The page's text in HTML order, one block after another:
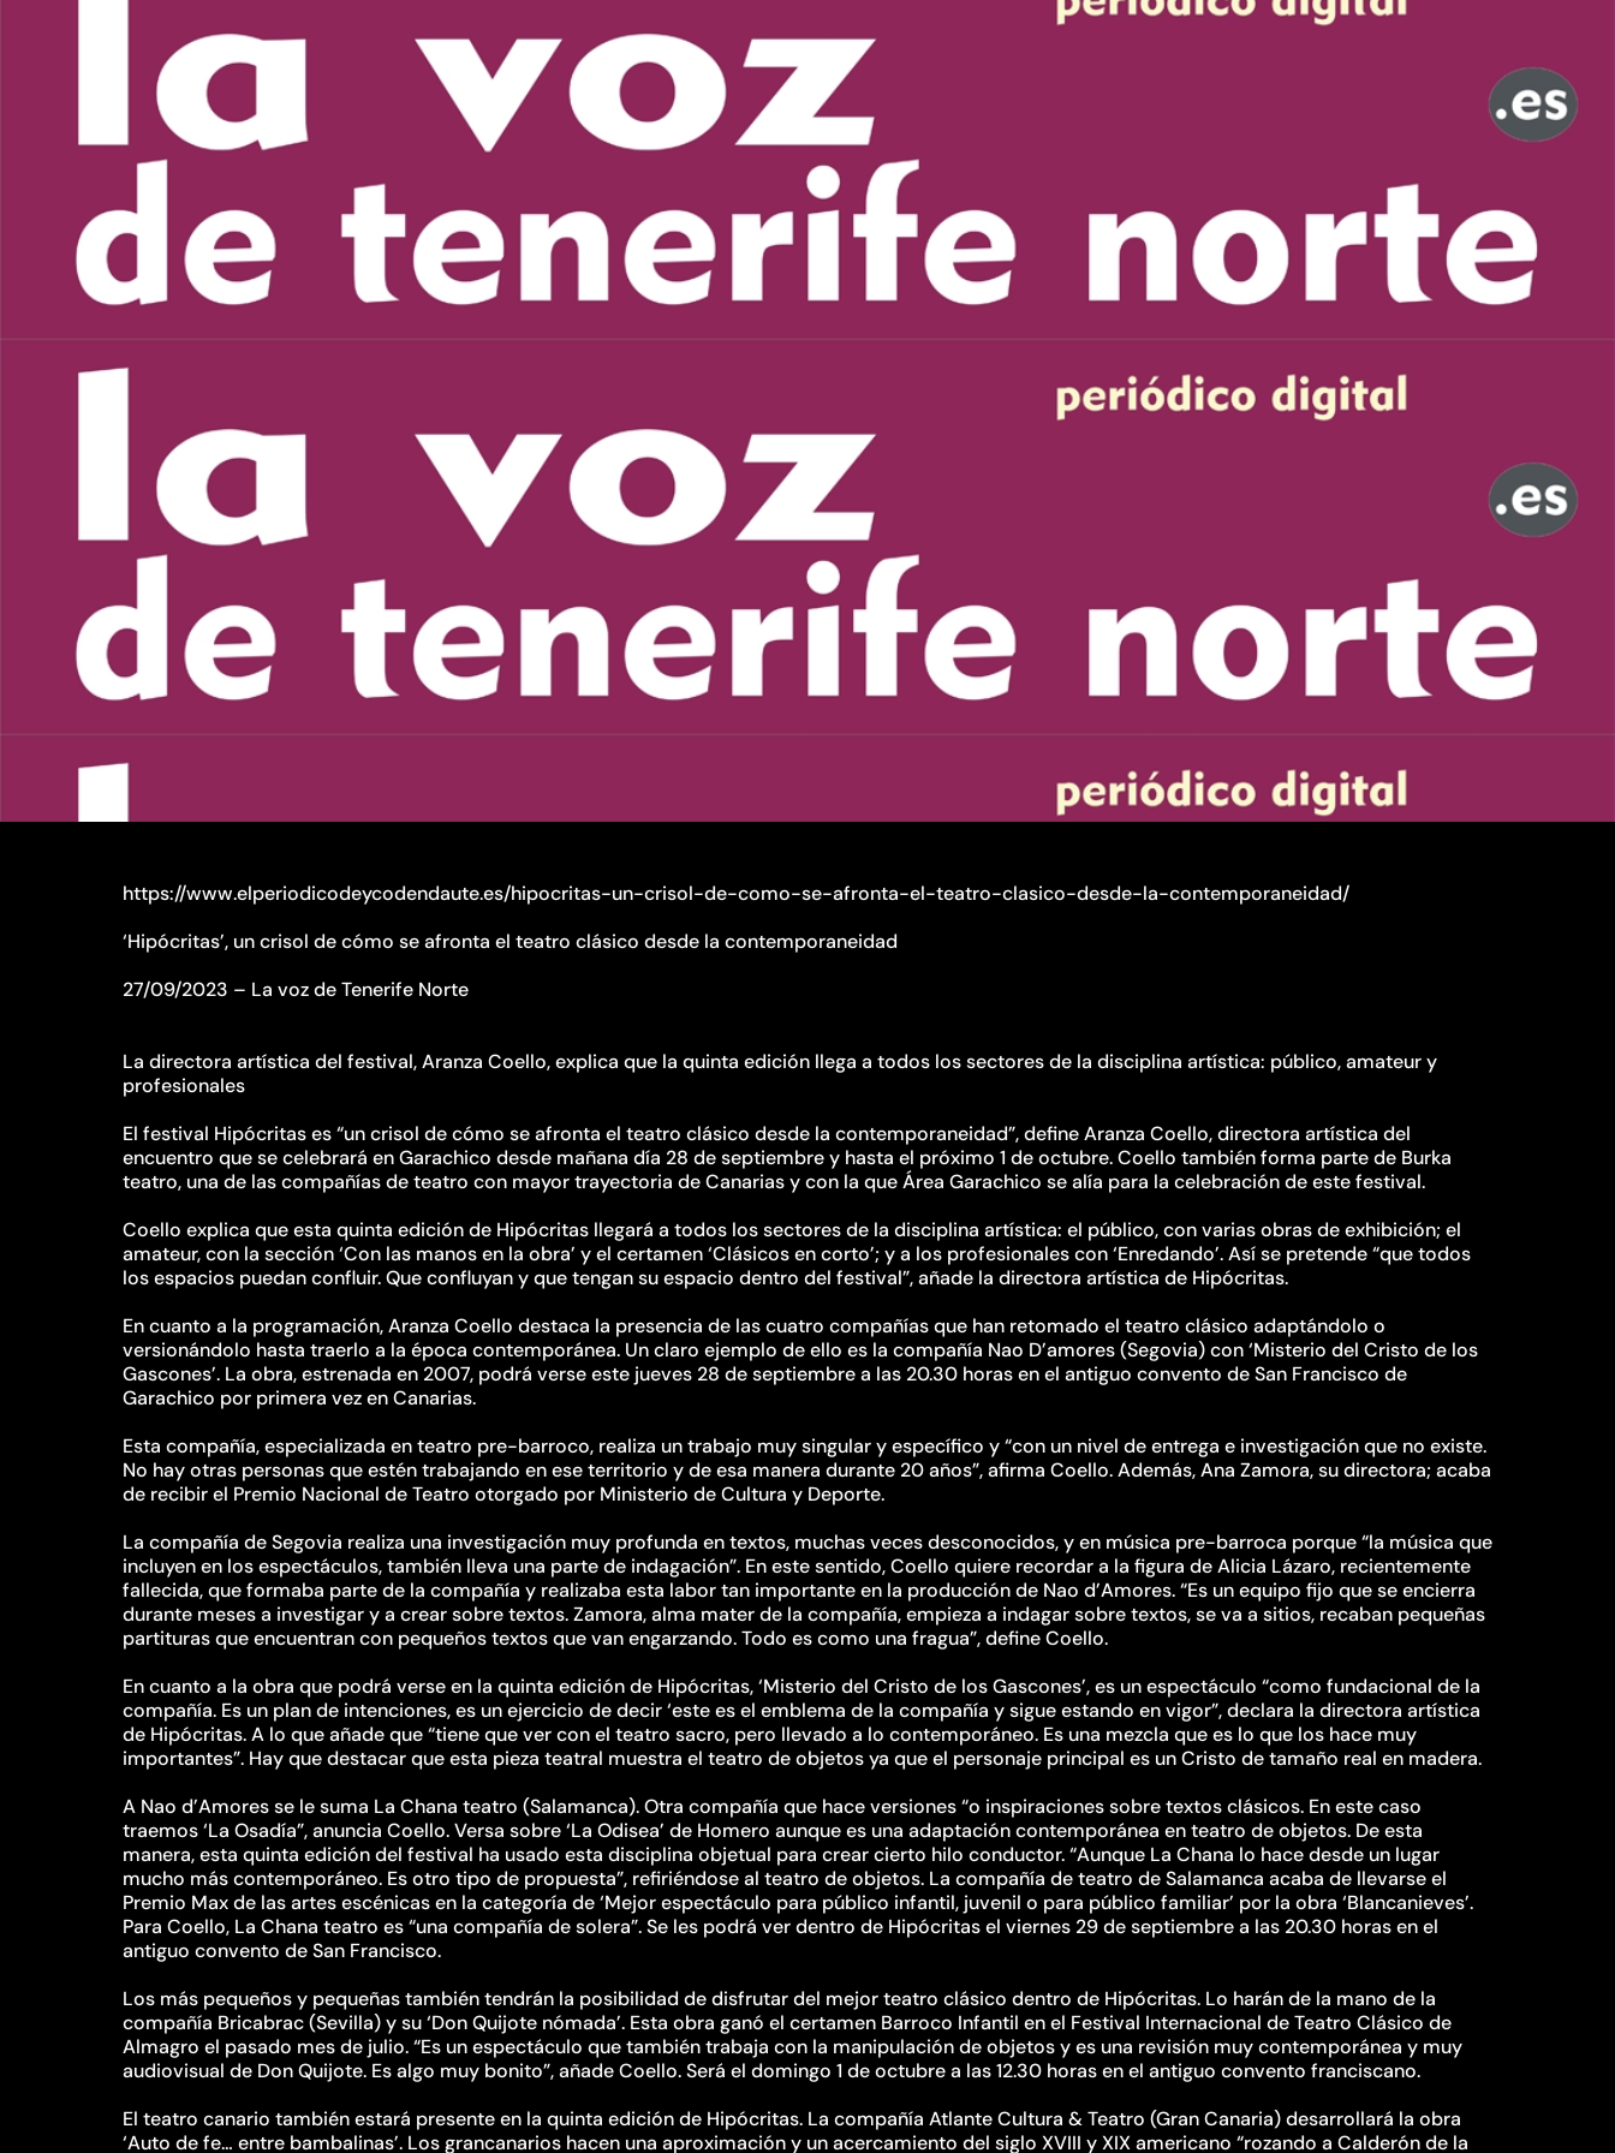
https://www.elperiodicodeycodendaute.es/hipocritas-un-crisol-de-como-se-afronta-el-teatro-clasico-desde-la-contemporaneidad/
‘Hipócritas’, un crisol de cómo se afronta el teatro clásico desde la contemporaneidad
27/09/2023 – La voz de Tenerife Norte
La directora artística del festival, Aranza Coello, explica que la quinta edición llega a todos los sectores de la disciplina artística: público, amateur y
profesionales
El festival Hipócritas es “un crisol de cómo se afronta el teatro clásico desde la contemporaneidad”, define Aranza Coello, directora artística del
encuentro que se celebrará en Garachico desde mañana día 28 de septiembre y hasta el próximo 1 de octubre. Coello también forma parte de Burka
teatro, una de las compañías de teatro con mayor trayectoria de Canarias y con la que Área Garachico se alía para la celebración de este festival.
Coello explica que esta quinta edición de Hipócritas llegará a todos los sectores de la disciplina artística: el público, con varias obras de exhibición; el
amateur, con la sección ‘Con las manos en la obra’ y el certamen ‘Clásicos en corto’; y a los profesionales con ‘Enredando’. Así se pretende “que todos
los espacios puedan confluir. Que confluyan y que tengan su espacio dentro del festival”, añade la directora artística de Hipócritas.
En cuanto a la programación, Aranza Coello destaca la presencia de las cuatro compañías que han retomado el teatro clásico adaptándolo o
versionándolo hasta traerlo a la época contemporánea. Un claro ejemplo de ello es la compañía Nao D’amores (Segovia) con ‘Misterio del Cristo de los
Gascones’. La obra, estrenada en 2007, podrá verse este jueves 28 de septiembre a las 20.30 horas en el antiguo convento de San Francisco de
Garachico por primera vez en Canarias.
Esta compañía, especializada en teatro pre-barroco, realiza un trabajo muy singular y específico y “con un nivel de entrega e investigación que no existe.
No hay otras personas que estén trabajando en ese territorio y de esa manera durante 20 años”, afirma Coello. Además, Ana Zamora, su directora; acaba
de recibir el Premio Nacional de Teatro otorgado por Ministerio de Cultura y Deporte.
La compañía de Segovia realiza una investigación muy profunda en textos, muchas veces desconocidos, y en música pre-barroca porque “la música que
incluyen en los espectáculos, también lleva una parte de indagación”. En este sentido, Coello quiere recordar a la figura de Alicia Lázaro, recientemente
fallecida, que formaba parte de la compañía y realizaba esta labor tan importante en la producción de Nao d’Amores. “Es un equipo fijo que se encierra
durante meses a investigar y a crear sobre textos. Zamora, alma mater de la compañía, empieza a indagar sobre textos, se va a sitios, recaban pequeñas
partituras que encuentran con pequeños textos que van engarzando. Todo es como una fragua”, define Coello.
En cuanto a la obra que podrá verse en la quinta edición de Hipócritas, ‘Misterio del Cristo de los Gascones’, es un espectáculo “como fundacional de la
compañía. Es un plan de intenciones, es un ejercicio de decir ‘este es el emblema de la compañía y sigue estando en vigor”, declara la directora artística
de Hipócritas. A lo que añade que “tiene que ver con el teatro sacro, pero llevado a lo contemporáneo. Es una mezcla que es lo que los hace muy
importantes”. Hay que destacar que esta pieza teatral muestra el teatro de objetos ya que el personaje principal es un Cristo de tamaño real en madera.
A Nao d’Amores se le suma La Chana teatro (Salamanca). Otra compañía que hace versiones “o inspiraciones sobre textos clásicos. En este caso
traemos ‘La Osadía”, anuncia Coello. Versa sobre ‘La Odisea’ de Homero aunque es una adaptación contemporánea en teatro de objetos. De esta
manera, esta quinta edición del festival ha usado esta disciplina objetual para crear cierto hilo conductor. “Aunque La Chana lo hace desde un lugar
mucho más contemporáneo. Es otro tipo de propuesta”, refiriéndose al teatro de objetos. La compañía de teatro de Salamanca acaba de llevarse el
Premio Max de las artes escénicas en la categoría de ‘Mejor espectáculo para público infantil, juvenil o para público familiar’ por la obra ‘Blancanieves’.
Para Coello, La Chana teatro es “una compañía de solera”. Se les podrá ver dentro de Hipócritas el viernes 29 de septiembre a las 20.30 horas en el
antiguo convento de San Francisco.
Los más pequeños y pequeñas también tendrán la posibilidad de disfrutar del mejor teatro clásico dentro de Hipócritas. Lo harán de la mano de la
compañía Bricabrac (Sevilla) y su ‘Don Quijote nómada’. Esta obra ganó el certamen Barroco Infantil en el Festival Internacional de Teatro Clásico de
Almagro el pasado mes de julio. “Es un espectáculo que también trabaja con la manipulación de objetos y es una revisión muy contemporánea y muy
audiovisual de Don Quijote. Es algo muy bonito”, añade Coello. Será el domingo 1 de octubre a las 12.30 horas en el antiguo convento franciscano.
El teatro canario también estará presente en la quinta edición de Hipócritas. La compañía Atlante Cultura & Teatro (Gran Canaria) desarrollará la obra
‘Auto de fe… entre bambalinas’. Los grancanarios hacen una aproximación y un acercamiento del siglo XVIII y XIX americano “rozando a Calderón de la